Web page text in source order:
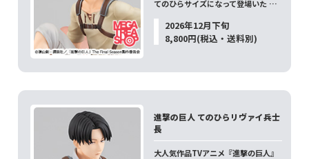
てのひらサイズになって登場いた …
2026年12月下旬
8,800円(税込・送料別)
進撃の巨人 てのひらリヴァイ兵士
長
大人気作品TVアニメ『進撃の巨人』